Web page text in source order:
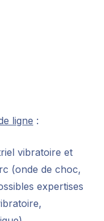
ligne :
vibratoire et
(onde de choc,
expertises